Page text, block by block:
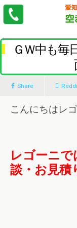
ＧＷ中も毎
Share
こんにちはレ
レゴーニで
談・お見積